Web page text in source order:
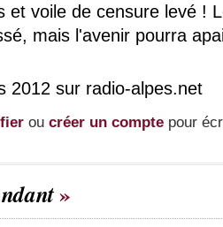
et voile de censure levé !
mais l'avenir pourra
2012 sur radio-alpes.net
ou créer un compte pour